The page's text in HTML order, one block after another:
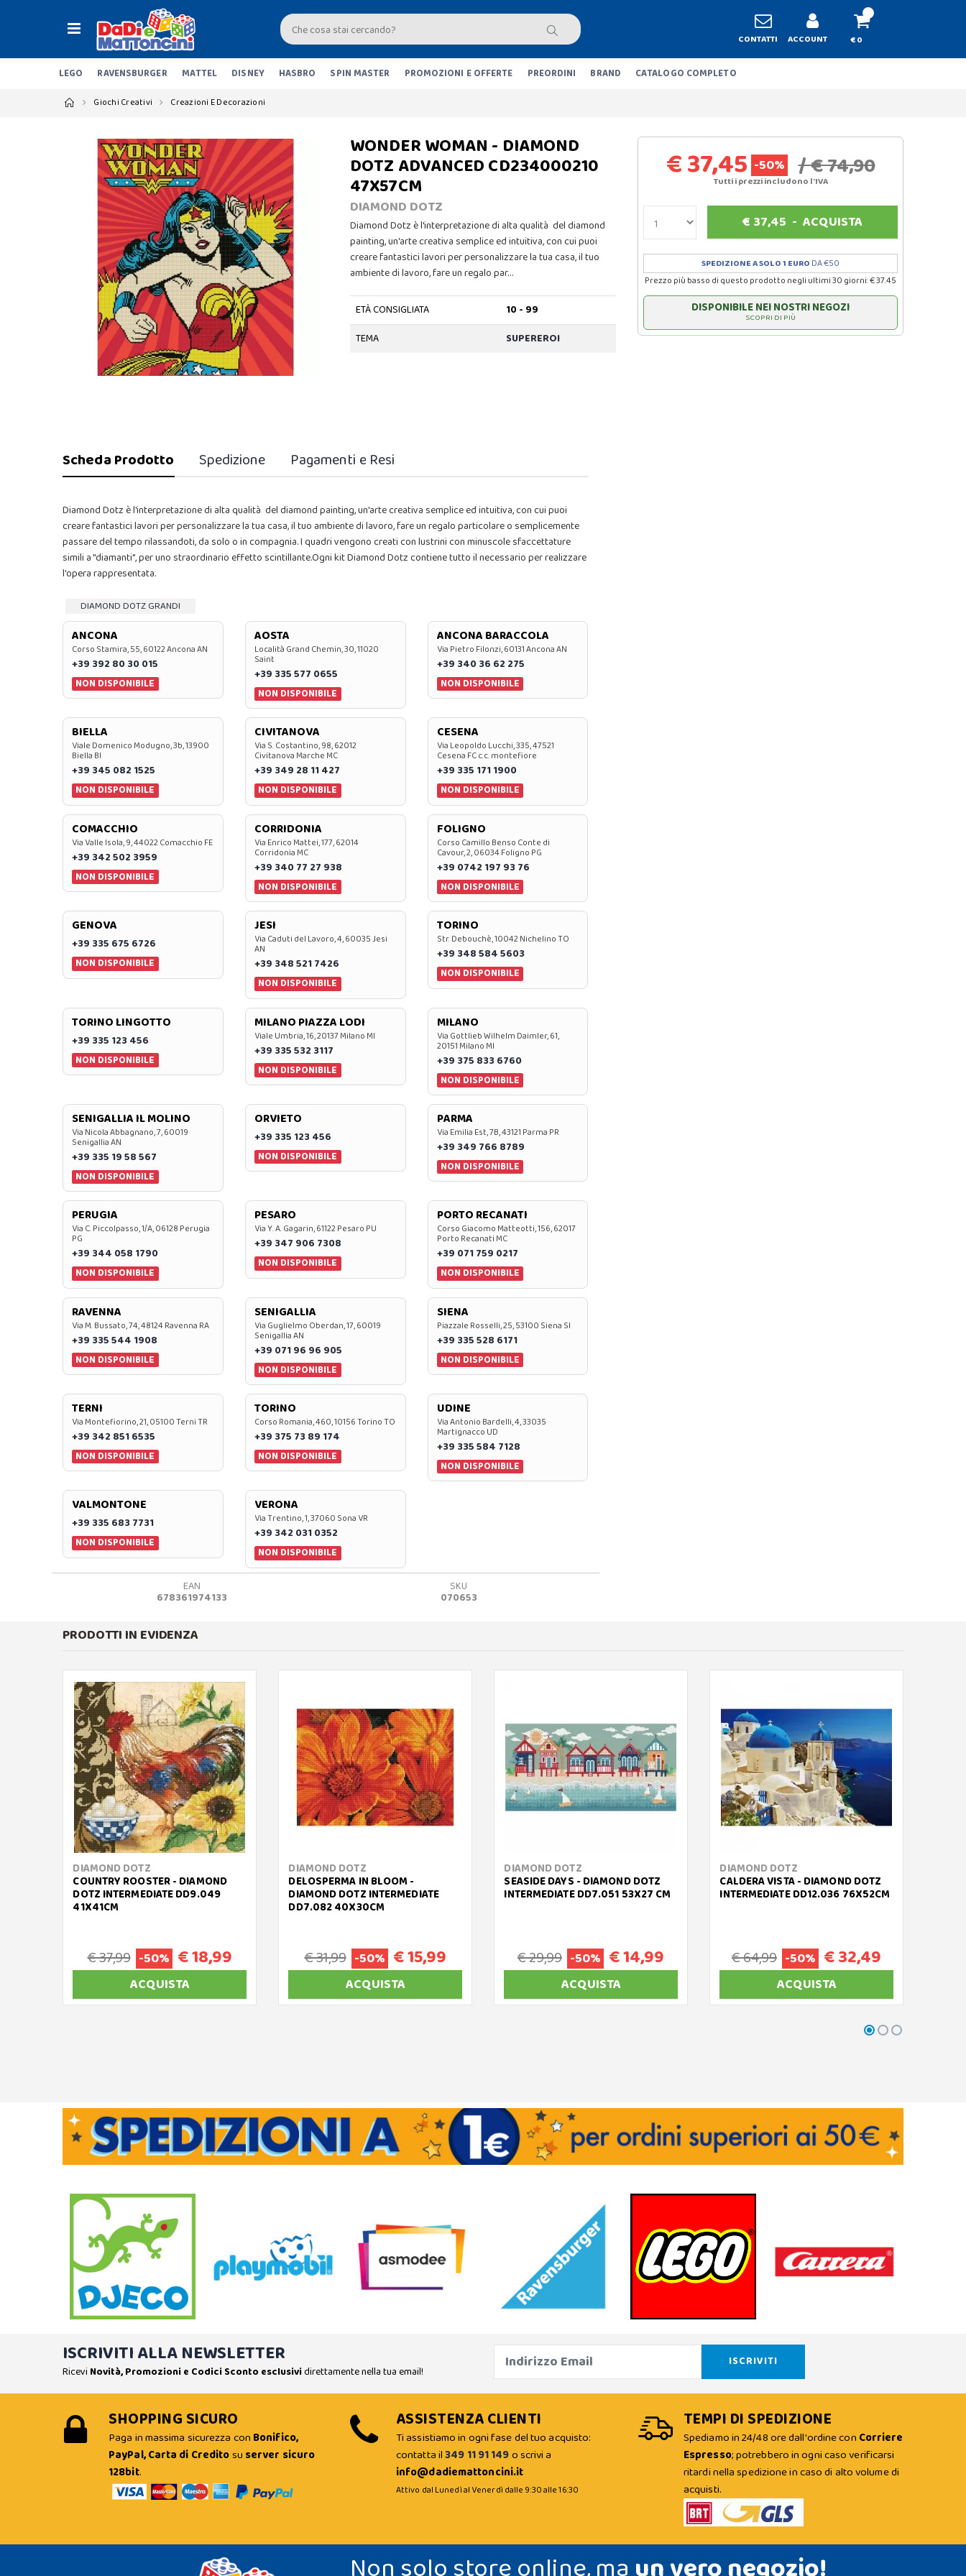
CONTATTI ACCOUNT € 0
LEGO RAVENSBURGER MATTEL DISNEY HASBRO SPIN MASTER PROMOZIONI E OFFERTE PREORDINI BRAND CATALOGO COMPLETO
Giochi Creativi Creazioni E Decorazioni
WONDER WOMAN - DIAMOND
DOTZ ADVANCED CD234000210
47X57CM
DIAMOND DOTZ
Diamond Dotz è l'interpretazione di alta qualità del diamond
painting, un'arte creativa semplice ed intuitiva, con cui puoi
creare fantastici lavori per personalizzare la tua casa, il tuo
ambiente di lavoro, fare un regalo par…
ETÀ CONSIGLIATA
10 - 99
TEMA
SUPEREROI
€ 37,45 -50% / € 74,90
Tutti i prezzi includono l'IVA
€ 37,45 -ACQUISTA
SPEDIZIONE A SOLO 1 EURO DA €50
Prezzo più basso di questo prodotto negli ultimi 30 giorni: € 37.45
DISPONIBILE NEI NOSTRI NEGOZI
SCOPRI DI PIÙ
Scheda Prodotto Spedizione Pagamenti e Resi
Diamond Dotz è l'interpretazione di alta qualità del diamond painting, un'arte creativa semplice ed intuitiva, con cui puoi
creare fantastici lavori per personalizzare la tua casa, il tuo ambiente di lavoro, fare un regalo particolare o semplicemente
passare del tempo rilassandoti, da solo o in compagnia. I quadri vengono creati con lustrini con minuscole sfaccettature
simili a "diamanti", per uno straordinario effetto scintillante.Ogni kit Diamond Dotz contiene tutto il necessario per realizzare
l'opera rappresentata.
DIAMOND DOTZ GRANDI
ANCONA
Corso Stamira, 55, 60122 Ancona AN
+39 392 80 30 015
NON DISPONIBILE
AOSTA
Località Grand Chemin, 30, 11020
Saint
+39 335 577 0655
NON DISPONIBILE
ANCONA BARACCOLA
Via Pietro Filonzi, 60131 Ancona AN
+39 340 36 62 275
NON DISPONIBILE
BIELLA
Viale Domenico Modugno, 3b, 13900
Biella BI
+39 345 082 1525
NON DISPONIBILE
CIVITANOVA
Via S. Costantino, 98, 62012
Civitanova Marche MC
+39 349 28 11 427
NON DISPONIBILE
CESENA
Via Leopoldo Lucchi, 335, 47521
Cesena FC c.c. montefiore
+39 335 171 1900
NON DISPONIBILE
COMACCHIO
Via Valle Isola, 9, 44022 Comacchio FE
+39 342 502 3959
NON DISPONIBILE
CORRIDONIA
Via Enrico Mattei, 177, 62014
Corridonia MC
+39 340 77 27 938
NON DISPONIBILE
FOLIGNO
Corso Camillo Benso Conte di
Cavour, 2, 06034 Foligno PG
+39 0742 197 93 76
NON DISPONIBILE
GENOVA
+39 335 675 6726
NON DISPONIBILE
JESI
Via Caduti del Lavoro, 4, 60035 Jesi
AN
+39 348 521 7426
NON DISPONIBILE
TORINO
Str. Debouchè, 10042 Nichelino TO
+39 348 584 5603
NON DISPONIBILE
TORINO LINGOTTO
+39 335 123 456
NON DISPONIBILE
MILANO PIAZZA LODI
Viale Umbria, 16, 20137 Milano MI
+39 335 532 3117
NON DISPONIBILE
MILANO
Via Gottlieb Wilhelm Daimler, 61,
20151 Milano MI
+39 375 833 6760
NON DISPONIBILE
SENIGALLIA IL MOLINO
Via Nicola Abbagnano, 7, 60019
Senigallia AN
+39 335 19 58 567
NON DISPONIBILE
ORVIETO
+39 335 123 456
NON DISPONIBILE
PARMA
Via Emilia Est, 7B, 43121 Parma PR
+39 349 766 8789
NON DISPONIBILE
PERUGIA
Via C. Piccolpasso, 1/A, 06128 Perugia
PG
+39 344 058 1790
NON DISPONIBILE
PESARO
Via Y. A. Gagarin, 61122 Pesaro PU
+39 347 906 7308
NON DISPONIBILE
PORTO RECANATI
Corso Giacomo Matteotti, 156, 62017
Porto Recanati MC
+39 071 759 0217
NON DISPONIBILE
RAVENNA
Via M. Bussato, 74, 48124 Ravenna RA
+39 335 544 1908
NON DISPONIBILE
SENIGALLIA
Via Guglielmo Oberdan, 17, 60019
Senigallia AN
+39 071 96 96 905
NON DISPONIBILE
SIENA
Piazzale Rosselli, 25, 53100 Siena SI
+39 335 528 6171
NON DISPONIBILE
TERNI
Via Montefiorino, 21, 05100 Terni TR
+39 342 851 6535
NON DISPONIBILE
TORINO
Corso Romania, 460, 10156 Torino TO
+39 375 73 89 174
NON DISPONIBILE
UDINE
Via Antonio Bardelli, 4, 33035
Martignacco UD
+39 335 584 7128
NON DISPONIBILE
VALMONTONE
+39 335 683 7731
NON DISPONIBILE
VERONA
Via Trentino, 1, 37060 Sona VR
+39 342 031 0352
NON DISPONIBILE
EAN
678361974133
SKU
070653
PRODOTTI IN EVIDENZA
DIAMOND DOTZ
COUNTRY ROOSTER - DIAMOND
DOTZ INTERMEDIATE DD9.049
41X41CM
€ 37,99 -50% € 18,99
ACQUISTA
DIAMOND DOTZ
DELOSPERMA IN BLOOM -
DIAMOND DOTZ INTERMEDIATE
DD7.082 40X30CM
€ 31,99 -50% € 15,99
ACQUISTA
DIAMOND DOTZ
SEASIDE DAYS - DIAMOND DOTZ
INTERMEDIATE DD7.051 53X27 CM
€ 29,99 -50% € 14,99
ACQUISTA
DIAMOND DOTZ
CALDERA VISTA - DIAMOND DOTZ
INTERMEDIATE DD12.036 76X52CM
€ 64,99 -50% € 32,49
ACQUISTA
ISCRIVITI ALLA NEWSLETTER
Ricevi Novità, Promozioni e Codici Sconto esclusividirettamente nella tua email!
SHOPPING SICURO
Paga in massima sicurezza con Bonifico,
PayPal, Carta di Creditosu server sicuro
128bit.
ASSISTENZA CLIENTI
Ti assistiamo in ogni fase del tuo acquisto:
contatta il349 11 91 149o scrivi a
info@dadiemattoncini.it
Attivo dal Lunedì al Venerdì dalle 9:30 alle 16:30
TEMPI DI SPEDIZIONE
Spediamo in 24/48 ore dall'ordine con Corriere
Espresso; potrebbero in ogni caso verificarsi
ritardi nella spedizione in caso di alto volume di
acquisti.